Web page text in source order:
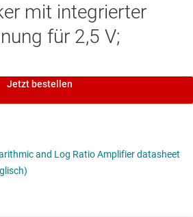
mit integrierter
für 2,5 V;
Jetzt bestellen
and Log Ratio Amplifier datasheet